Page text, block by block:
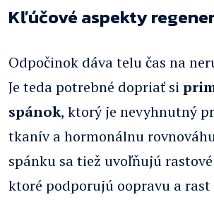
Kľúčové aspekty
Odpočinok dáva telu čas na
Je teda potrebné dopriať si
spánok, ktorý je nevyhnutný
tkanív a hormonálnu
spánku sa tiež uvoľňujú
ktoré podporujú oopravu a rast